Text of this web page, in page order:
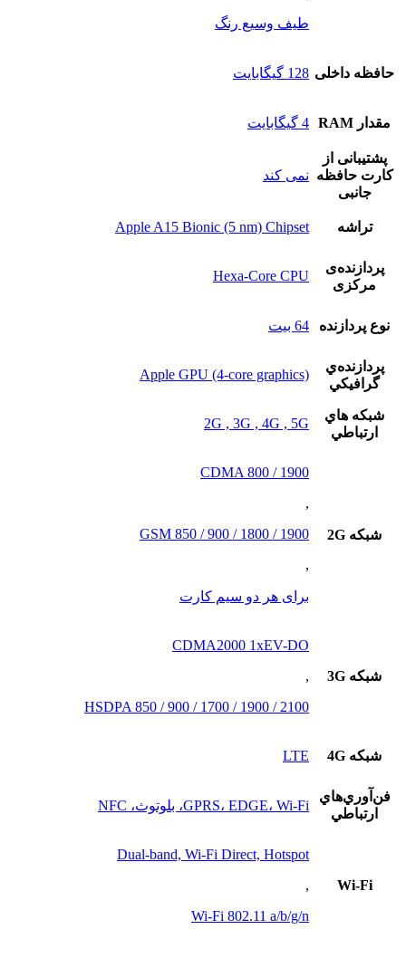
طیف وسیع رنگ
حافظه داخلی 128 گيگابايت
مقدار RAM 4 گيگابايت
پشتيبانی از
کارت حافظه
جانبی
نمی کند
تراشه Apple A15 Bionic (5 nm) Chipset
پردازنده‌ی
مرکزی
Hexa-Core CPU
نوع پردازنده 64 بيت
پردازنده‌ي
گرافيکي
Apple GPU (4-core graphics)
شبکه هاي
ارتباطي
2G , 3G , 4G , 5G
شبکه 2G
CDMA 800 / 1900
,
GSM 850 / 900 / 1800 / 1900
,
برای هر دو سیم کارت
شبکه 3G
CDMA2000 1xEV-DO
,
HSDPA 850 / 900 / 1700 / 1900 / 2100
شبکه 4G LTE
فن‌آوري‌هاي
ارتباطي
GPRS، EDGE، Wi-Fi، بلوتوث، NFC
Wi-Fi
Dual-band, Wi-Fi Direct, Hotspot
,
Wi-Fi 802.11 a/b/g/n